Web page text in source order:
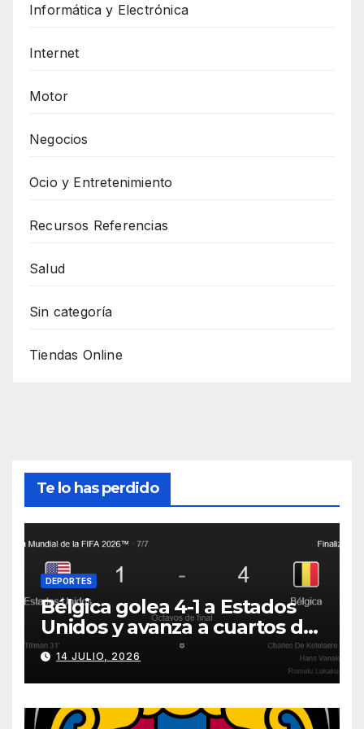
Informática y Electrónica
Internet
Motor
Negocios
Ocio y Entretenimiento
Recursos Referencias
Salud
Sin categoría
Tiendas Online
Te lo has perdido
DEPORTES
Bélgica golea 4-1 a Estados
Unidos y avanza a cuartos del
Mundial 2026
14 JULIO, 2026